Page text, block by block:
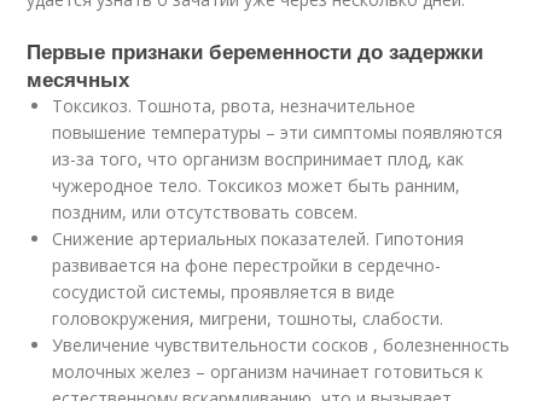
Первые признаки беременности до задержки
месячных
Токсикоз. Тошнота, рвота, незначительное
повышение температуры – эти симптомы появляются
из-за того, что организм воспринимает плод, как
чужеродное тело. Токсикоз может быть ранним,
поздним, или отсутствовать совсем.
Снижение артериальных показателей. Гипотония
развивается на фоне перестройки в сердечно-
сосудистой системы, проявляется в виде
головокружения, мигрени, тошноты, слабости.
Увеличение чувствительности сосков , болезненность
молочных желез – организм начинает готовиться к